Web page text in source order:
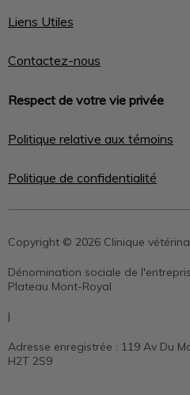
Liens Utiles
Contactez-nous
Respect de votre vie privée
Politique relative aux témoins
Politique de confidentialité
Copyright © 2026 Clinique
Dénomination sociale de
Plateau Mont-Royal
|
Adresse enregistrée : 119 Av Du
H2T 2S9